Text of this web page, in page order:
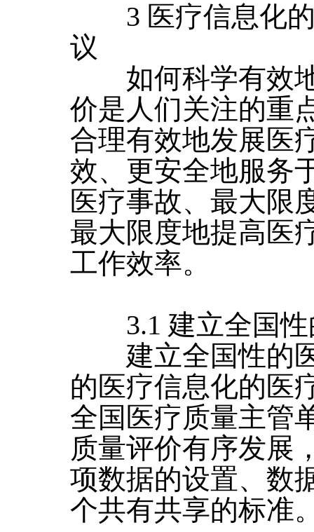
3 医疗信息化的
议
如何科学有效地
价是人们关注的重
合理有效地发展医
效、更安全地服务
医疗事故、最大限
最大限度地提高医
工作效率。
3.1 建立全国性
建立全国性的医
的医疗信息化的医
全国医疗质量主管
质量评价有序发展
项数据的设置、数
个共有共享的标准